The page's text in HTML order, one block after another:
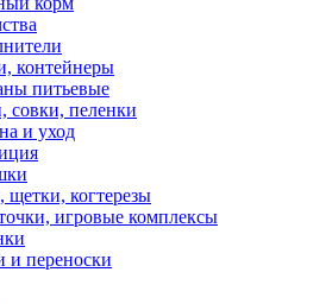
контейнеры
питьевые
совки, пеленки
и уход
щетки, когтерезы
игровые комплексы
и переноски